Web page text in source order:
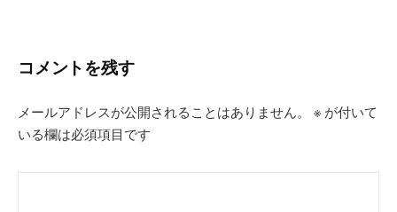
ー
ョ
ン
コメントを残す
メールアドレスが公開されることはありません。 ※ が付いて
いる欄は必須項目です